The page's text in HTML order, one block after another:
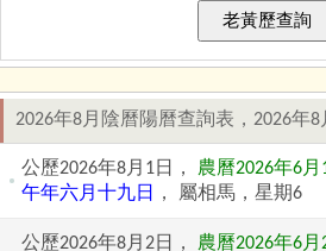
2026年8月陰曆陽曆查詢表，2026年
公歷2026年8月1日， 農曆2026年6月
午年六月十九日
， 屬相馬，星期6
公歷2026年8月2日， 農曆2026年6月